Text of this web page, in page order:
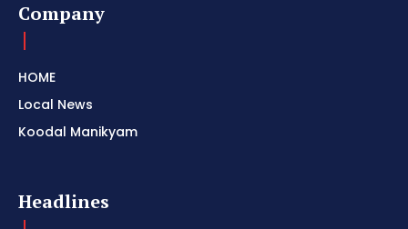
Company
HOME
Local News
Koodal Manikyam
Headlines